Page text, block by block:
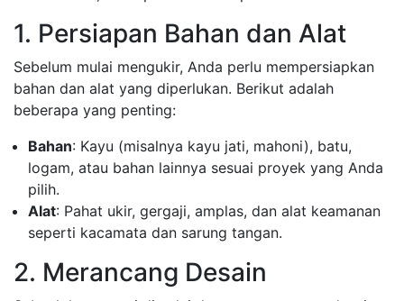
1. Persiapan Bahan dan Alat
Sebelum mulai mengukir, Anda perlu mempersiapkan
bahan dan alat yang diperlukan. Berikut adalah
beberapa yang penting:
Bahan: Kayu (misalnya kayu jati, mahoni), batu,
logam, atau bahan lainnya sesuai proyek yang Anda
pilih.
Alat: Pahat ukir, gergaji, amplas, dan alat keamanan
seperti kacamata dan sarung tangan.
2. Merancang Desain